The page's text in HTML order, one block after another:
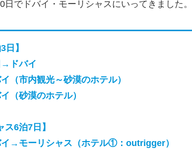
日でドバイ・モーリシャスにいってきました。
日】
→ドバイ
（市内観光～砂漠のホテル）
（砂漠のホテル）
ス6泊7日】
→モーリシャス（ホテル①：outrigger）